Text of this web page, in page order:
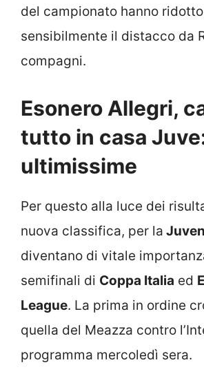
del campionato hanno ridotto
sensibilmente il distacco da
compagni.
Esonero Allegri,
tutto in casa
ultimissime
Per questo alla luce dei
nuova classifica, per la
diventano di vitale
semifinali di Coppa Italia ed
League. La prima in ordine
quella del Meazza contro
programma mercoledì sera.